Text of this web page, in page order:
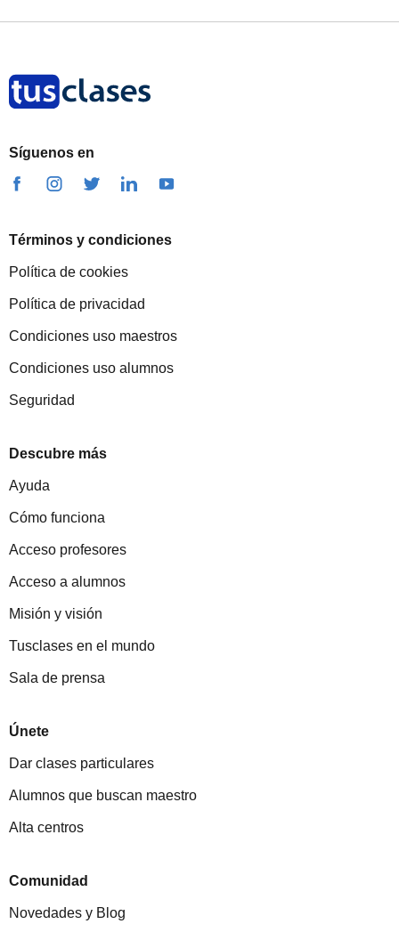
Síguenos en
Términos y condiciones
Política de cookies
Política de privacidad
Condiciones uso maestros
Condiciones uso alumnos
Seguridad
Descubre más
Ayuda
Cómo funciona
Acceso profesores
Acceso a alumnos
Misión y visión
Tusclases en el mundo
Sala de prensa
Únete
Dar clases particulares
Alumnos que buscan maestro
Alta centros
Comunidad
Novedades y Blog